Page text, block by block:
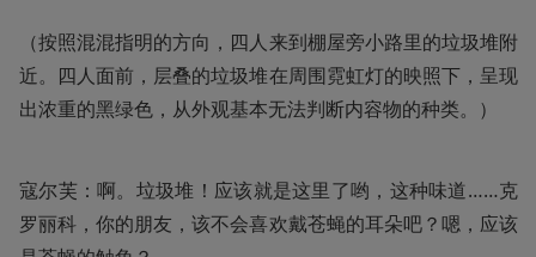
（按照混混指明的方向，四人来到棚屋旁小路里的垃圾堆附
近。四人面前，层叠的垃圾堆在周围霓虹灯的映照下，呈现
出浓重的黑绿色，从外观基本无法判断内容物的种类。）
寇尔芙：啊。垃圾堆！应该就是这里了哟，这种味道……克
罗丽科，你的朋友，该不会喜欢戴苍蝇的耳朵吧？嗯，应该